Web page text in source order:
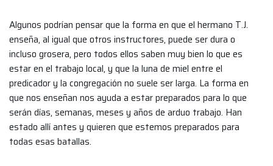
Algunos podrían pensar que la forma en que el hermano T.J.
enseña, al igual que otros instructores, puede ser dura o
incluso grosera, pero todos ellos saben muy bien lo que es
estar en el trabajo local, y que la luna de miel entre el
predicador y la congregación no suele ser larga. La forma en
que nos enseñan nos ayuda a estar preparados para lo que
serán días, semanas, meses y años de arduo trabajo. Han
estado allí antes y quieren que estemos preparados para
todas esas batallas.